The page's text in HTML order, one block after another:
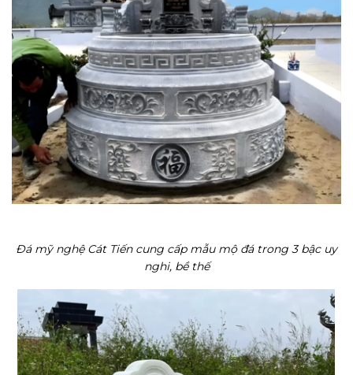
Đá mỹ nghệ Cát Tiến cung cấp mẫu mộ đá trong 3 bậc uy
nghi, bề thế